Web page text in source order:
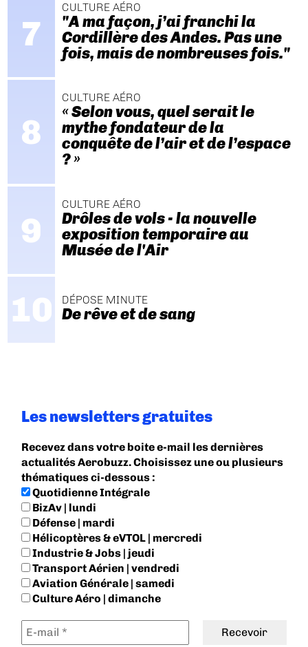
CULTURE AÉRO
"A ma façon, j’ai franchi la
Cordillère des Andes. Pas une
fois, mais de nombreuses fois."
CULTURE AÉRO
« Selon vous, quel serait le
mythe fondateur de la
conquête de l’air et de l’espace
? »
CULTURE AÉRO
Drôles de vols - la nouvelle
exposition temporaire au
Musée de l'Air
DÉPOSE MINUTE
De rêve et de sang
Les newsletters gratuites
Recevez dans votre boite e-mail les dernières
actualités Aerobuzz. Choisissez une ou plusieurs
thématiques ci-dessous :
Quotidienne Intégrale
BizAv | lundi
Défense | mardi
Hélicoptères & eVTOL | mercredi
Industrie & Jobs | jeudi
Transport Aérien | vendredi
Aviation Générale | samedi
Culture Aéro | dimanche